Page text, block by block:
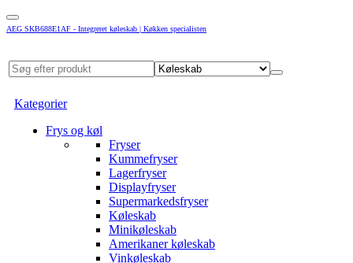
AEG SKB688E1AF - Integreret køleskab | Køkken specialisten
Kategorier
Frys og køl
Fryser
Kummefryser
Lagerfryser
Displayfryser
Supermarkedsfryser
Køleskab
Minikøleskab
Amerikaner køleskab
Vinkøleskab